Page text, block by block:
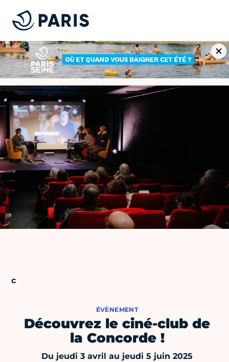
ÉVÈNEMENT
Découvrez le ciné-club de
la Concorde !
Du jeudi 3 avril au jeudi 5 juin 2025